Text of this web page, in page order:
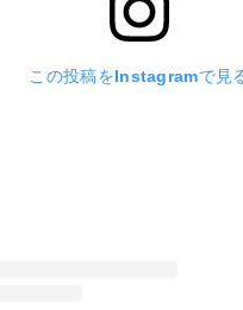
この投稿をInstagramで見